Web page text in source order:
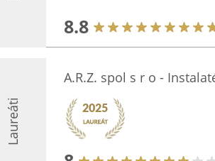
8.8
Laureáti
A.R.Z. spol s r o -